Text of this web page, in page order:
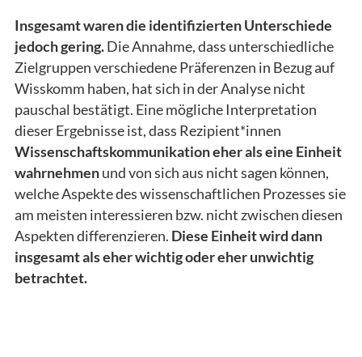
Insgesamt waren die identifizierten Unterschiede
jedoch gering.Die Annahme, dass unterschiedliche
Zielgruppen verschiedene Präferenzen in Bezug auf
Wisskomm haben, hat sich in der Analyse nicht
pauschal bestätigt. Eine mögliche Interpretation
dieser Ergebnisse ist, dass Rezipient*innen
Wissenschaftskommunikation eher als eine Einheit
wahrnehmenund von sich aus nicht sagen können,
welche Aspekte des wissenschaftlichen Prozesses sie
am meisten interessieren bzw. nicht zwischen diesen
Aspekten differenzieren. Diese Einheit wird dann
insgesamt als eher wichtig oder eher unwichtig
betrachtet.